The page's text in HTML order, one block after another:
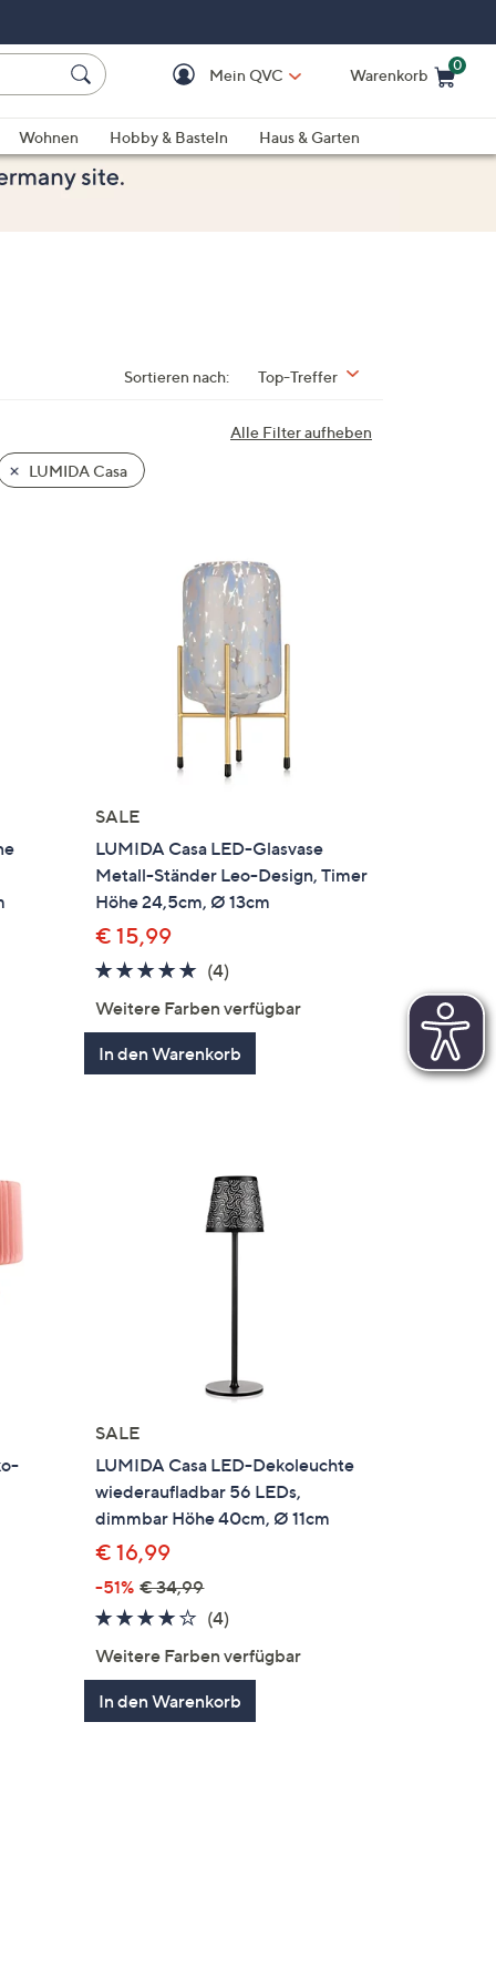
Mein QVC Warenkorb
0
Wohnen Hobby & Basteln
Haus & Garten
Sortieren nach: Top-Treffer
Alle Filter aufheben
LUMIDA Casa
SALE
LUMIDA Casa LED-Glasvase
Metall-Ständer Leo-Design, Timer
Höhe 24,5cm, Ø 13cm
€ 15,99
5.0
5
(4)
Weitere Farben verfügbar
In den Warenkorb
SALE
LUMIDA Casa LED-Dekoleuchte
wiederaufladbar 56 LEDs,
dimmbar Höhe 40cm, Ø 11cm
€ 16,99
-51% € 34,99
3.8
(4)
Weitere Farben verfügbar
In den Warenkorb